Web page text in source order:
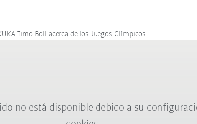
Timo Boll acerca de los Juegos Olímpicos
no está disponible debido a su